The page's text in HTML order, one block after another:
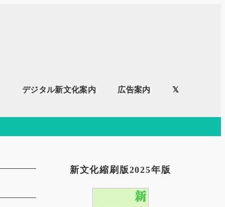
デジタル新文化案内 広告案内 𝕏
新文化縮刷版2025年版